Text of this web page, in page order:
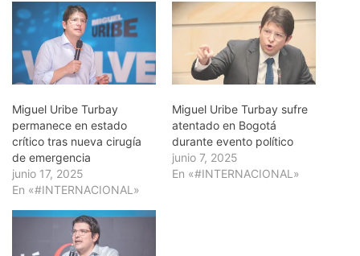
Miguel Uribe Turbay
permanece en estado
crítico tras nueva cirugía
de emergencia
junio 17, 2025
En «#INTERNACIONAL»
Miguel Uribe Turbay sufre
atentado en Bogotá
durante evento político
junio 7, 2025
En «#INTERNACIONAL»